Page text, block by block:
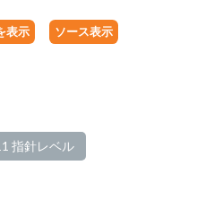
日本語
表示 ソース表示
指針レベル